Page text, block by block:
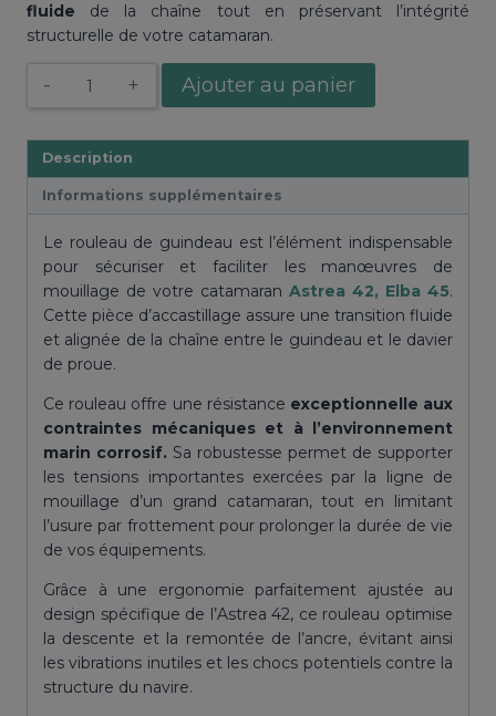
fluide de la chaîne tout en préservant l’intégrité
structurelle de votre catamaran.
quantité
de
guindeau
Astrea
42
Elba
45
Fountaine
Pajot
Ajouter au panier
Description
Informations supplémentaires
Le rouleau de guindeau est l’élément indispensable
pour sécuriser et faciliter les manœuvres de
mouillage de votre catamaran Astrea 42, Elba 45.
Cette pièce d’accastillage assure une transition fluide
et alignée de la chaîne entre le guindeau et le davier
de proue.
Ce rouleau offre une résistance exceptionnelle aux
contraintes mécaniques et à l’environnement
marin corrosif. Sa robustesse permet de supporter
les tensions importantes exercées par la ligne de
mouillage d’un grand catamaran, tout en limitant
l’usure par frottement pour prolonger la durée de vie
de vos équipements.
Grâce à une ergonomie parfaitement ajustée au
design spécifique de l’Astrea 42, ce rouleau optimise
la descente et la remontée de l’ancre, évitant ainsi
les vibrations inutiles et les chocs potentiels contre la
structure du navire.